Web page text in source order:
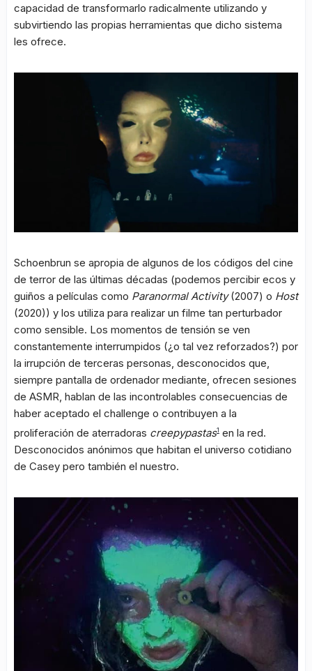
capacidad de transformarlo radicalmente utilizando y
subvirtiendo las propias herramientas que dicho sistema
les ofrece.
Schoenbrun se apropia de algunos de los códigos del cine
de terror de las últimas décadas (podemos percibir ecos y
guiños a películas como Paranormal Activity(2007) o Host
(2020)) y los utiliza para realizar un filme tan perturbador
como sensible. Los momentos de tensión se ven
constantemente interrumpidos (¿o tal vez reforzados?) por
la irrupción de terceras personas, desconocidos que,
siempre pantalla de ordenador mediante, ofrecen sesiones
de ASMR, hablan de las incontrolables consecuencias de
haber aceptado el challenge o contribuyen a la
proliferación de aterradoras creepypastas1 en la red.
Desconocidos anónimos que habitan el universo cotidiano
de Casey pero también el nuestro.